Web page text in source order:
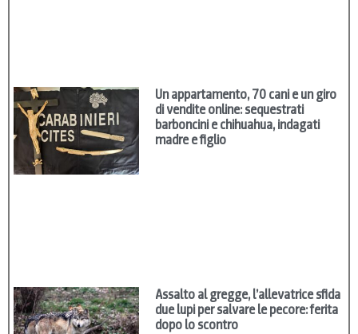
Un appartamento, 70 cani e un giro
di vendite online: sequestrati
barboncini e chihuahua, indagati
madre e figlio
Assalto al gregge, l’allevatrice sfida
due lupi per salvare le pecore: ferita
dopo lo scontro